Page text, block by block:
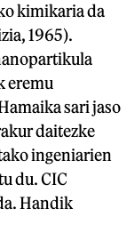
kimikaria da
1965).
eremu
sari jaso
daitezke
ingeniarien
du. CIC
Handik